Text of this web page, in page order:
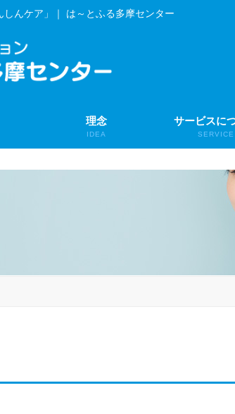
んケア」｜ は～とふる多摩センター
理念
IDEA
サービスに
SERVICE